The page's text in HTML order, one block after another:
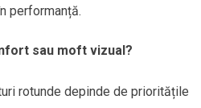
performanță.
sau moft vizual?
rotunde depinde de prioritățile